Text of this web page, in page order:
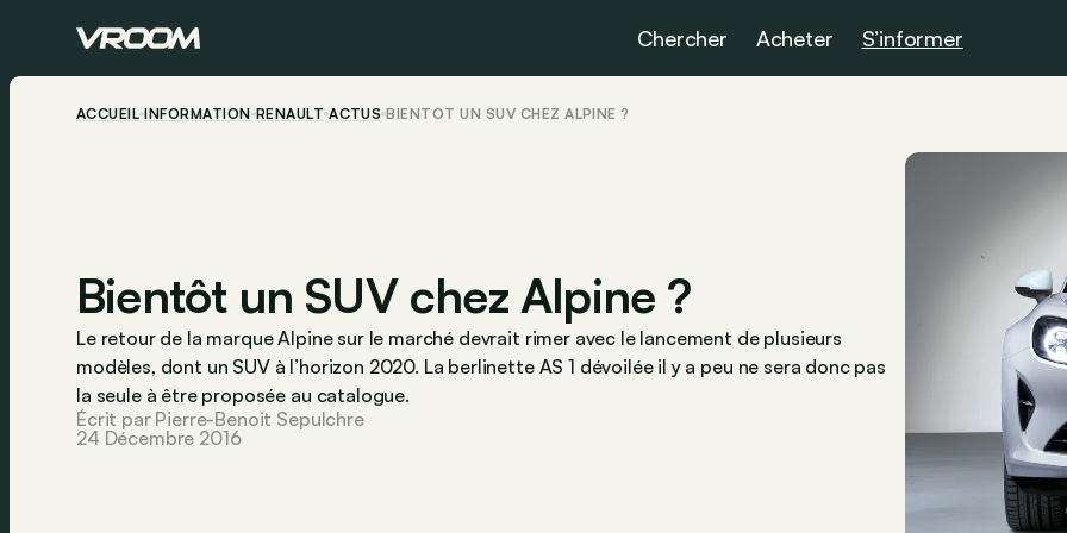
Chercher Acheter S’informer
ACCUEIL INFORMATION RENAULT ACTUS BIENTÔT UN SUV CHEZ ALPINE ?
Bientôt un SUV chez Alpine ?
Le retour de la marque Alpine sur le marché devrait rimer avec le lancement de plusieurs
modèles, dont un SUV à l’horizon 2020. La berlinette AS 1 dévoilée il y a peu ne sera donc pas
la seule à être proposée au catalogue.
Écrit par Pierre-Benoit Sepulchre
24 Décembre 2016